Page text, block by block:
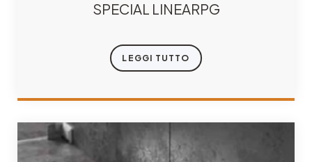
SPECIAL LINEARPG
LEGGI TUTTO